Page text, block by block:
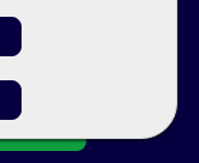
- 2026